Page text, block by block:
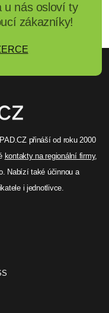
u nás osloví ty
zákazníky!
přináší od roku 2000
kontakty na regionální firmy,
Nabízí také účinnou a
i jednotlivce.